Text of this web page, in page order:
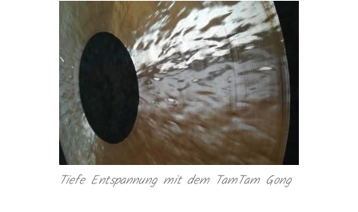
Tiefe Entspannung mit dem TamTam Gong